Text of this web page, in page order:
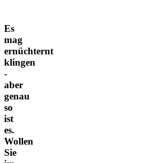
Es
mag
ernüchternt
klingen
-
aber
genau
so
ist
es.
Wollen
Sie